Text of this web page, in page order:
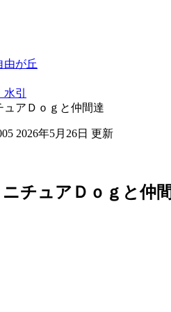
由が丘
引
アＤｏｇと仲間達
2026年5月26日 更新
チュアＤｏｇと仲